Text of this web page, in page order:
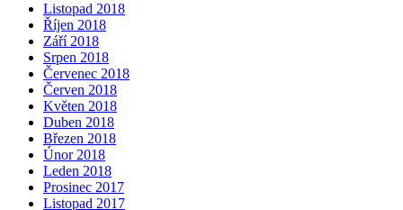
Listopad 2018
Říjen 2018
Září 2018
Srpen 2018
Červenec 2018
Červen 2018
Květen 2018
Duben 2018
Březen 2018
Únor 2018
Leden 2018
Prosinec 2017
Listopad 2017